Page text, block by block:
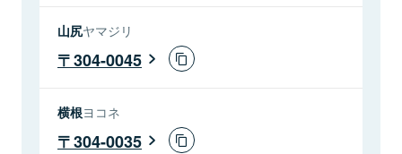
山尻ヤマジリ
304-0045
横根ヨコネ
304-0035